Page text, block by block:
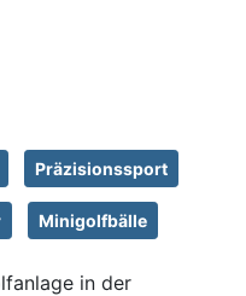
Präzisionssport
Minigolfbälle
in der